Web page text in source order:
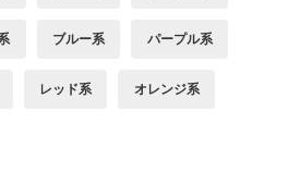
ブルー系 パープル系
レッド系 オレンジ系